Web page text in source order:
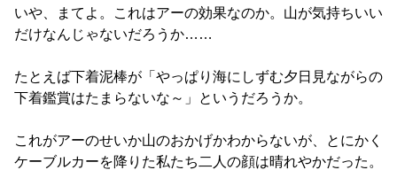
いや、まてよ。これはアーの効果なのか。山が気持ちいい
だけなんじゃないだろうか……
たとえば下着泥棒が「やっぱり海にしずむ夕日見ながらの
下着鑑賞はたまらないな～」というだろうか。
これがアーのせいか山のおかげかわからないが、とにかく
ケーブルカーを降りた私たち二人の顔は晴れやかだった。